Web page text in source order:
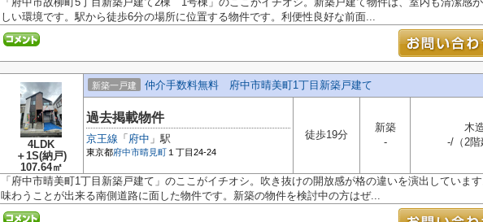
しい環境です。駅から徒歩6分の場所に位置する物件です。利便性良好な前面...
4LDK
＋1S(納戸)
107.64㎡
新築一戸建 仲介手数料無料 府中市晴美町1丁目新築戸建て
過去掲載物件
京王線 「 府中 」駅
東京都府中市晴見町 １丁目24-24
徒歩19分
新築
-
木
-/（2階
「府中市晴美町1丁目新築戸建て」のここがイチオシ。吹き抜けの開放感が格の違いを演出していま
味わうことが出来る南側道路に面した物件です。新築の物件を検討中の方はぜ...